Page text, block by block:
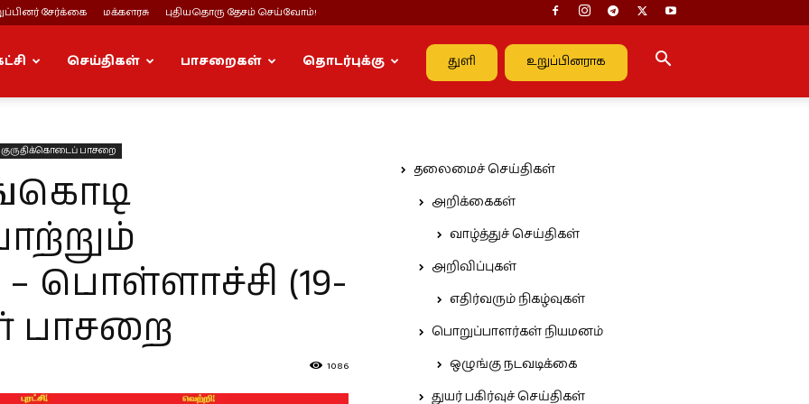
சேர்க்கை மக்களரசு புதியதொரு தேசம் செய்வோம்!
துளி உறுப்பினராக
செய்திகள் பாசறைகள் தொடர்புக்கு
குருதிக்கொடைப் பாசறை
பொள்ளாச்சி (19-
பாசறை
1086
தலைமைச் செய்திகள்
அறிக்கைகள்
வாழ்த்துச் செய்திகள்
அறிவிப்புகள்
எதிர்வரும் நிகழ்வுகள்
பொறுப்பாளர்கள் நியமனம்
ஒழுங்கு நடவடிக்கை
துயர் பகிர்வுச் செய்திகள்